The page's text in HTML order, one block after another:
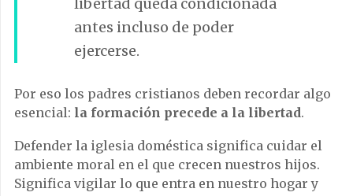
antes incluso de poder
ejercerse.
Por eso los padres cristianos deben recordar algo
esencial: la formación precede a la libertad.
Defender la iglesia doméstica significa cuidar el
ambiente moral en el que crecen nuestros hijos.
Significa vigilar lo que entra en nuestro hogar y